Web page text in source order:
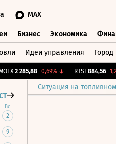
MAX
Бизнес Экономика
Идеи управления Город
2 285,88 -0,69%↓ RTSI 884,56 -
Ситуация на
Вс
2
9